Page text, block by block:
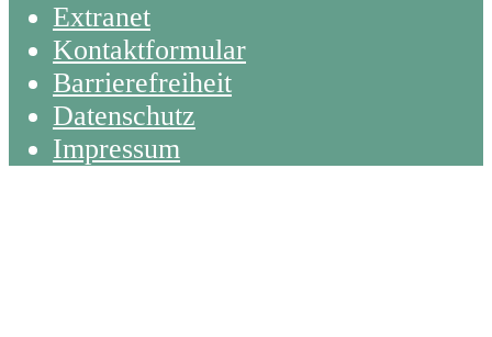
Extranet
Kontaktformular
Barrierefreiheit
Datenschutz
Impressum